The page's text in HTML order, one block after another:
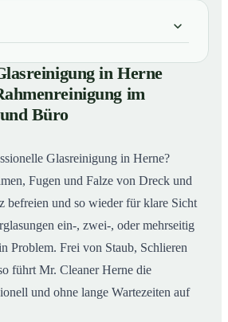
in Herne gesucht: Inkl.
im Privathaushalt und Büro
Glasreinigung in Herne
in Herne
im
Büro
Glasreinigung in Herne?
Fugen und Falze von Dreck und
befreien und so wieder für klare Sicht
ein-, zwei-, oder mehrseitig
Problem. Frei von Staub, Schlieren
führt Mr. Cleaner Herne die
und ohne lange Wartezeiten auf